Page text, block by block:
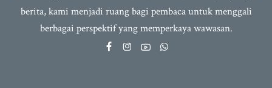
berita, kami menjadi ruang bagi pembaca untuk menggali
berbagai perspektif yang memperkaya wawasan.